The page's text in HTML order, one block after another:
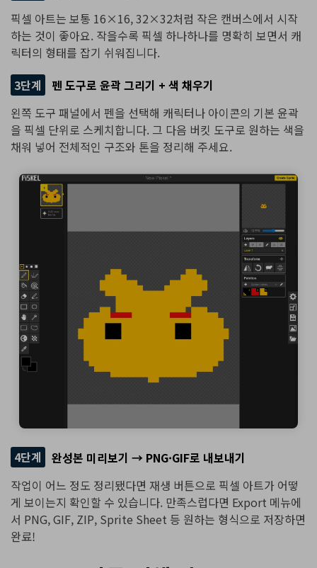
픽셀 아트는 보통 16×16, 32×32처럼 작은 캔버스에서 시작
하는 것이 좋아요. 작을수록 픽셀 하나하나를 명확히 보면서 캐
릭터의 형태를 잡기 쉬워집니다.
3단계
펜 도구로 윤곽 그리기 + 색 채우기
왼쪽 도구 패널에서 펜을 선택해 캐릭터나 아이콘의 기본 윤곽
을 픽셀 단위로 스케치합니다. 그 다음 버킷 도구로 원하는 색을
채워 넣어 전체적인 구조와 톤을 정리해 주세요.
4단계
완성본 미리보기 → PNG·GIF로 내보내기
작업이 어느 정도 정리됐다면 재생 버튼으로 픽셀 아트가 어떻
게 보이는지 확인할 수 있습니다. 만족스럽다면 Export 메뉴에
서 PNG, GIF, ZIP, Sprite Sheet 등 원하는 형식으로 저장하면
완료!